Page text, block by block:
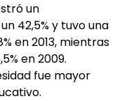
un
42,5% y tuvo una
en 2013, mientras
en 2009.
fue mayor